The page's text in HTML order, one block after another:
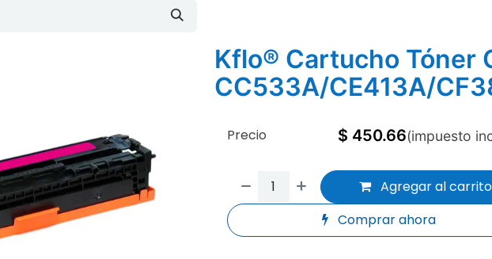
Kflo® Cartucho Tóner
CC533A/CE413A/
Agregar al carrito
Comprar ahora
Precio $ 450.66(impuesto